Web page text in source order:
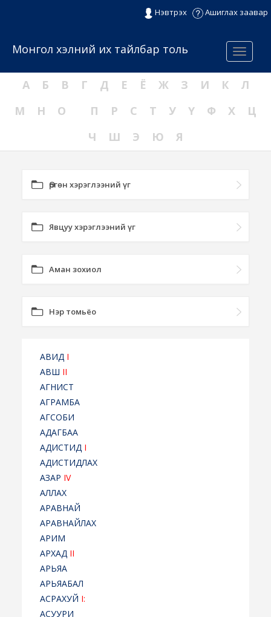
Нэвтрэх Ашиглах заавар
Menu
Монгол хэлний их тайлбар толь
А Б В Г Д Е Ё Ж З И К
Л
М
Н О П Р С Т У Ү Ф Х
Ц
Ч
Ш Э Ю Я
Өргөн хэрэглээний үг
Явцуу хэрэглээний үг
Аман зохиол
Нэр томьёо
АВИД I
АВШ II
АГНИСТ
АГРАМБА
АГСОБИ
АДАГБАА
АДИСТИД I
АДИСТИДЛАХ
АЗАР IV
АЛЛАХ
АРАВНАЙ
АРАВНАЙЛАХ
АРИМ
АРХАД II
АРЬЯА
АРЬЯАБАЛ
АСРАХУЙ I:
АСУУРИ